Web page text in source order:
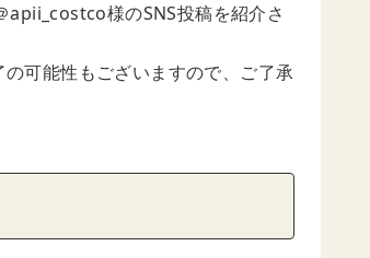
様のSNS投稿を紹介さ
可能性もございますので、ご了承